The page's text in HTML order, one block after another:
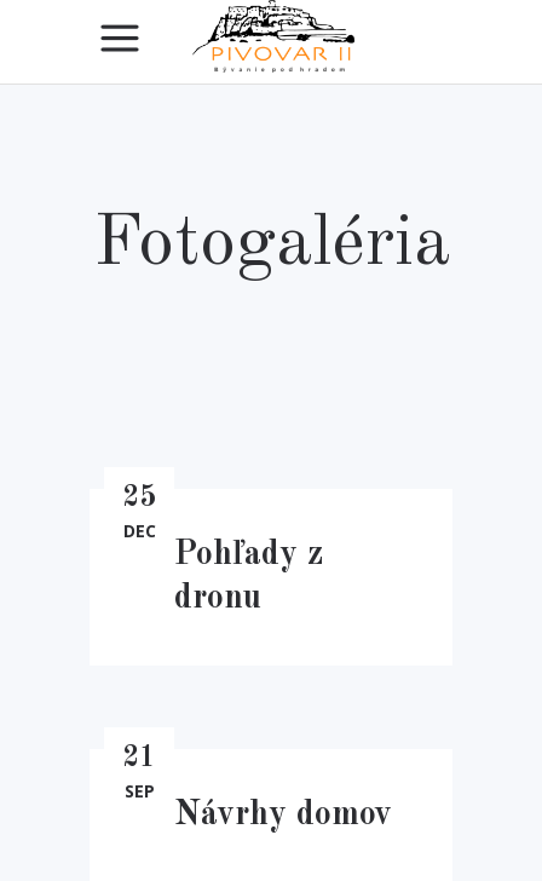
Fotogaléria
25
DEC
Pohľady z
dronu
21
SEP
Návrhy domov